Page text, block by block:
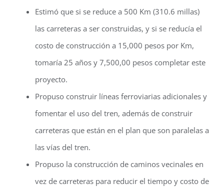
Estimó que si se reduce a 500 Km (310.6 millas)
las carreteras a ser construidas, y si se reducía el
costo de construcción a 15,000 pesos por Km,
tomaría 25 años y 7,500,00 pesos completar este
proyecto.
Propuso construir líneas ferroviarias adicionales y
fomentar el uso del tren, además de construir
carreteras que están en el plan que son paralelas a
las vías del tren.
Propuso la construcción de caminos vecinales en
vez de carreteras para reducir el tiempo y costo de